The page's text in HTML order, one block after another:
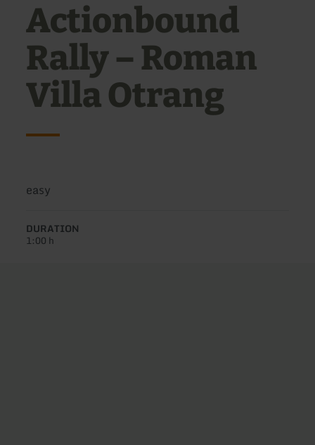
Actionbound
Rally – Roman
Villa Otrang
Difficulty:
easy
DURATION
1:00 h